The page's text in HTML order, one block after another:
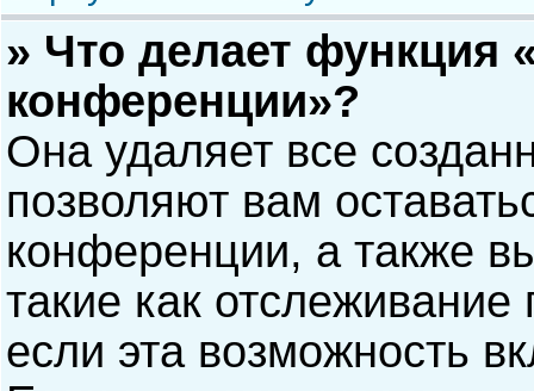
» Что делает функция
конференции»?
Она удаляет все
позволяют вам
конференции, а также
такие как
если эта возможность